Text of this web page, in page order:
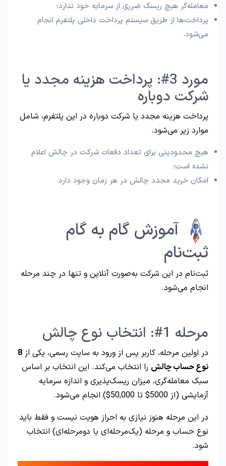
معامله‌گر هیچ ریسک ضرری از سرمایه خود ندارد؛
پرداخت‌ها از طریق سیستم پرداخت داخلی پلتفرم انجام
می‌شود.
مورد 3#: پرداخت هزینه مجدد یا
شرکت دوباره
پرداخت هزینه مجدد یا شرکت دوباره در این پلتفرم، شامل
موارد زیر می‌شود.
هیچ محدودیتی برای تعداد دفعات شرکت در چالش اعلام
نشده است؛
امکان خرید مجدد چالش در هر زمان وجود دارد.
آموزش گام به گام
ثبت‌نام
ثبت‌نام در این شرکت به‌صورت آنلاین و تنها در چند مرحله
انجام می‌شود.
مرحله 1#: انتخاب نوع چالش
در اولین مرحله، کاربر پس از ورود به سایت رسمی، یکی از 8
نوع حساب چالش را انتخاب می‌کند. این انتخاب بر اساس
سبک معامله‌گری، میزان ریسک‌پذیری و اندازه سرمایه
آزمایشی (از 5000$ تا 50,000$) انجام می‌شود.
در این مرحله هنوز نیازی به احراز هویت نیست و فقط باید
نوع حساب و مرحله (یک‌مرحله‌ای یا دو‌مرحله‌ای) انتخاب
شود.